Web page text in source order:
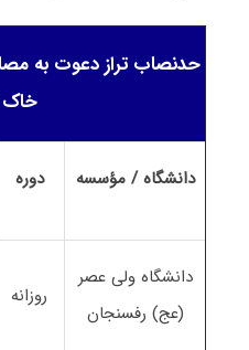
حدنصاب تراز دعوت به
خاک ۱۴۰۱
دانشگاه / مؤسسه دوره
دانشگاه ولی عصر
(عج) رفسنجان
روزانه